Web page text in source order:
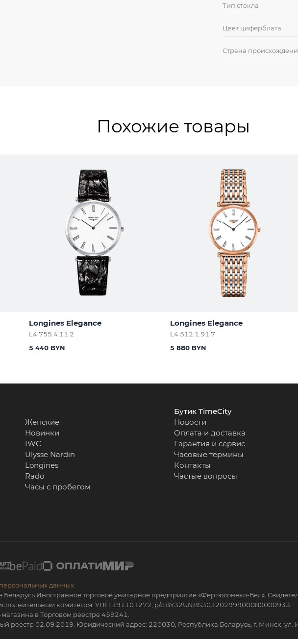
Тип стекла
Цвет циферблата
Страна
Похожие товары
Longines Elegance
L4.755.4.11.2
5 440 BYN
Longines Elegance
L4.512.1.91.7
5 880 BYN
Женские
Новинки
IWC
Ulysse Nardin
Longines
Rado
Часы с пробегом
Бутик TimeCity
Новости
Оплата и доставка
Гарантия и сервис
Часовые термины
Контакты
Частые вопросы
данных.
Иностранное торговое унитарное предприятие «Фергюсонеко-Бел».
комитетом. УНП 191101272, р/с BY32UNBS30120299900080000933.
в Торговом реестре 459241.
реестр 02.09.2019. Юридический адрес: 220030, Республика Беларусь, г. Минск, ул.